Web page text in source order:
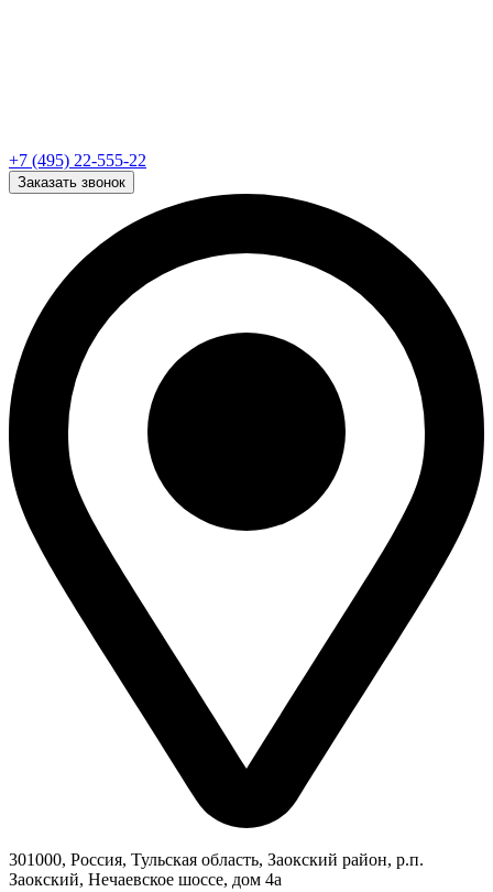
+7 (495) 22-555-22
Заказать звонок
301000, Россия, Тульская область, Заокский район, р.п.
Заокский, Нечаевское шоссе, дом 4а